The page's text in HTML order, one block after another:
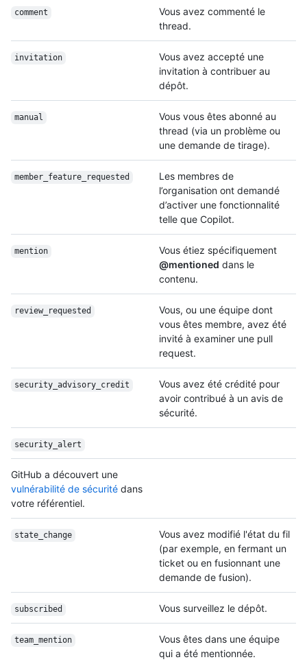
comment
Vous avez commenté le
thread.
invitation
Vous avez accepté une
invitation à contribuer au
dépôt.
manual
Vous vous êtes abonné au
thread (via un problème ou
une demande de tirage).
member_feature_ requested
Les membres de
l’organisation ont demandé
d’activer une fonctionnalité
telle que Copilot.
mention
Vous étiez spécifiquement
@mentioned dans le
contenu.
review_requested
Vous, ou une équipe dont
vous êtes membre, avez été
invité à examiner une pull
request.
security_advisory_ credit
Vous avez été crédité pour
avoir contribué à un avis de
sécurité.
security_alert
GitHub a découvert une
vulnérabilité de sécurité dans
votre référentiel.
state_change
Vous avez modifié l'état du fil
(par exemple, en fermant un
ticket ou en fusionnant une
demande de fusion).
subscribed Vous surveillez le dépôt.
team_mention
Vous êtes dans une équipe
qui a été mentionnée.